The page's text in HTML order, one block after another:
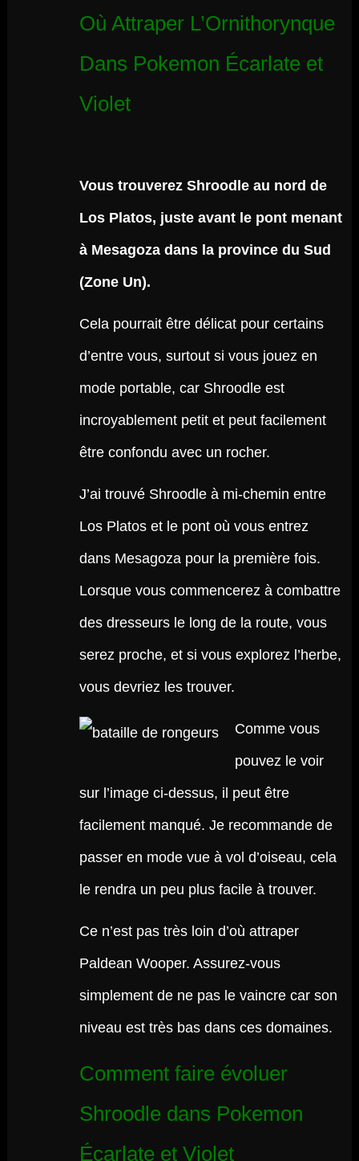
Où Attraper L’Ornithorynque
Dans Pokemon Écarlate et
Violet
Vous trouverez Shroodle au nord de
Los Platos, juste avant le pont menant
à Mesagoza dans la province du Sud
(Zone Un).
Cela pourrait être délicat pour certains
d’entre vous, surtout si vous jouez en
mode portable, car Shroodle est
incroyablement petit et peut facilement
être confondu avec un rocher.
J’ai trouvé Shroodle à mi-chemin entre
Los Platos et le pont où vous entrez
dans Mesagoza pour la première fois.
Lorsque vous commencerez à combattre
des dresseurs le long de la route, vous
serez proche, et si vous explorez l’herbe,
vous devriez les trouver.
Comme vous
pouvez le voir
sur l’image ci-dessus, il peut être
facilement manqué. Je recommande de
passer en mode vue à vol d’oiseau, cela
le rendra un peu plus facile à trouver.
Ce n’est pas très loin d’où attraper
Paldean Wooper. Assurez-vous
simplement de ne pas le vaincre car son
niveau est très bas dans ces domaines.
Comment faire évoluer
Shroodle dans Pokemon
Écarlate et Violet